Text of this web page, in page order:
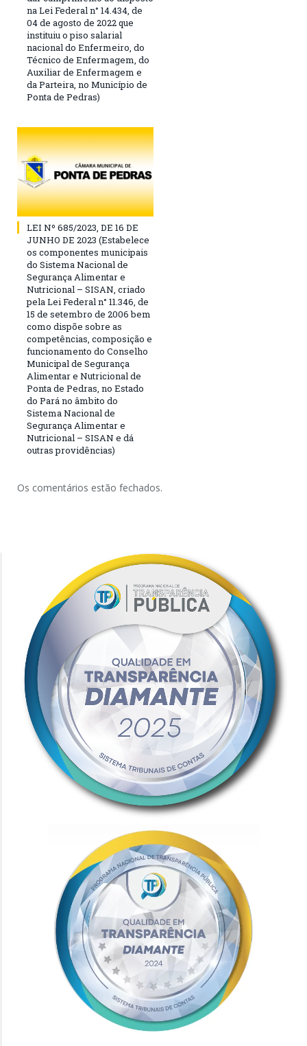
na Lei Federal n° 14.434, de
04 de agosto de 2022 que
instituiu o piso salarial
nacional do Enfermeiro, do
Técnico de Enfermagem, do
Auxiliar de Enfermagem e
da Parteira, no Município de
Ponta de Pedras)
LEI Nº 685/2023, DE 16 DE
JUNHO DE 2023 (Estabelece
os componentes municipais
do Sistema Nacional de
Segurança Alimentar e
Nutricional – SISAN, criado
pela Lei Federal n° 11.346, de
15 de setembro de 2006 bem
como dispõe sobre as
competências, composição e
funcionamento do Conselho
Municipal de Segurança
Alimentar e Nutricional de
Ponta de Pedras, no Estado
do Pará no âmbito do
Sistema Nacional de
Segurança Alimentar e
Nutricional – SISAN e dá
outras providências)
Os comentários estão fechados.